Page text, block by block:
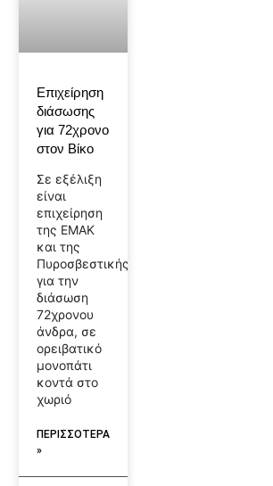
Επιχείρηση
διάσωσης
για 72χρονο
στον Βίκο
Σε εξέλιξη
είναι
επιχείρηση
της ΕΜΑΚ
και της
Πυροσβεστικής
για την
διάσωση
72χρονου
άνδρα, σε
ορειβατικό
μονοπάτι
κοντά στο
χωριό
ΠΕΡΙΣΣΟΤΕΡΑ
»